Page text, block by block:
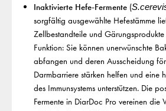
Inaktivierte Hefe-Fermente (
sorgfältig ausgewählte Hefestämme
Zellbestandteile und
Funktion: Sie können unerwünschte
abfangen und deren Ausscheidung
Darmbarriere stärken helfen und eine
des Immunsystems unterstützen. Die
Fermente in DiarDoc Pro vereinen die